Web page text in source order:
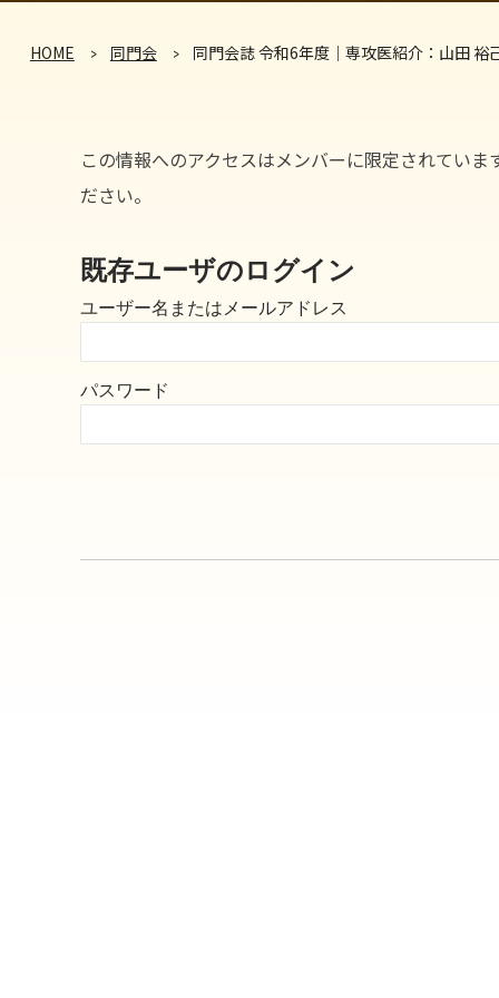
HOME 同門会 同門会誌 令和6年度｜専攻医紹介：山田 裕
この情報へのアクセスはメンバーに限定されてい
ださい。
既存ユーザのログイン
ユーザー名またはメールアドレス
パスワード